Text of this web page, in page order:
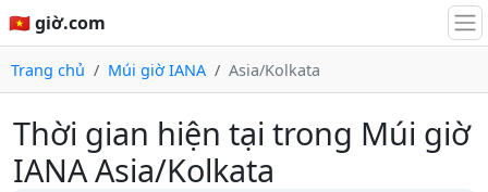
🇻🇳 giờ.com
Trang chủ Múi giờ IANA Asia/Kolkata
Thời gian hiện tại trong Múi giờ
IANA Asia/Kolkata